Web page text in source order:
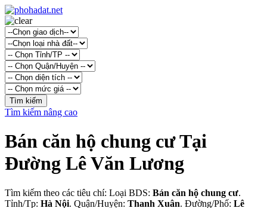
Tìm kiếm nâng cao
Bán căn hộ chung cư Tại
Đường Lê Văn Lương
Tìm kiếm theo các tiêu chí: Loại BDS: Bán căn hộ chung cư.
Tỉnh/Tp: Hà Nội. Quận/Huyện: Thanh Xuân. Đường/Phố: Lê